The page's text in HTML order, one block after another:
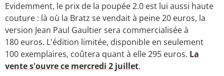
Evidemment, le prix de la poupée 2.0 est lui aussi haute
couture : là où la Bratz se vendait à peine 20 euros, la
version Jean Paul Gaultier sera commercialisée à
180 euros. L'édition limitée, disponible en seulement
100 exemplaires, coûtera quant à elle 295 euros. La
vente s'ouvre ce mercredi 2 juillet.